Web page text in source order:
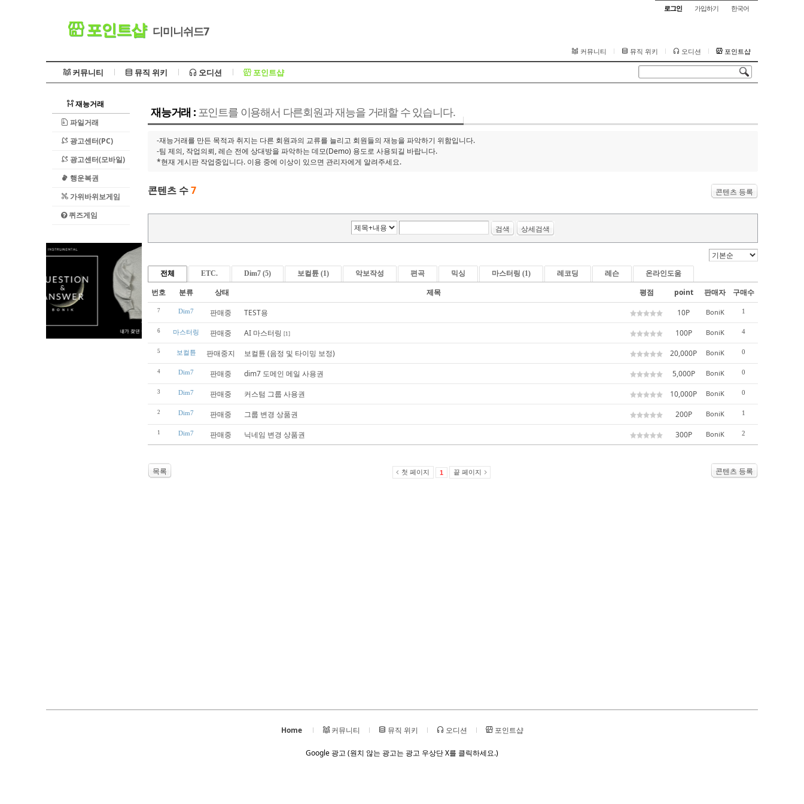
로그인 가입하기 한국어
포인트샵 디미니쉬드7
커뮤니티 뮤직 위키 오디션 포인트샵
커뮤니티 뮤직 위키 오디션 포인트샵
재능거래
파일거래
광고센터(PC)
광고센터(모바일)
행운복권
가위바위보게임
퀴즈게임
재능거래 : 포인트를 이용해서 다른회원과 재능을 거래할 수 있습니다.
-재능거래를 만든 목적과 취지는 다른 회원과의 교류를 늘리고 회원들의 재능을 파악하기 위함입니다.
-팀 제의, 작업의뢰, 레슨 전에 상대방을 파악하는 데모(Demo) 용도로 사용되길 바랍니다.
*현재 게시판 작업중입니다. 이용 중에 이상이 있으면 관리자에게 알려주세요.
콘텐츠 수7 콘텐츠 등록
검색 상세검색
전체 ETC. Dim7 (5) 보컬튠 (1) 악보작성 편곡 믹싱 마스터링 (1) 레코딩 레슨 온라인도움
번호 분류 상태 제목 평점 point 판매자 구매수
7 Dim7 판매중 TEST용 10P BoniK 1
6 마스터링 판매중 AI 마스터링 [1] 100P BoniK 4
5 보컬튠 판매중지 보컬튠 (음정 및 타이밍 보정) 20,000P BoniK 0
4 Dim7 판매중 dim7 도메인 메일 사용권 5,000P BoniK 0
3 Dim7 판매중 커스텀 그룹 사용권 10,000P BoniK 0
2 Dim7 판매중 그룹 변경 상품권 200P BoniK 1
1 Dim7 판매중 닉네임 변경 상품권 300P BoniK 2
목록 콘텐츠 등록
첫 페이지 1 끝 페이지
Home 커뮤니티 뮤직 위키 오디션 포인트샵
Google 광고 (원치 않는 광고는 광고 우상단 X를 클릭하세요.)